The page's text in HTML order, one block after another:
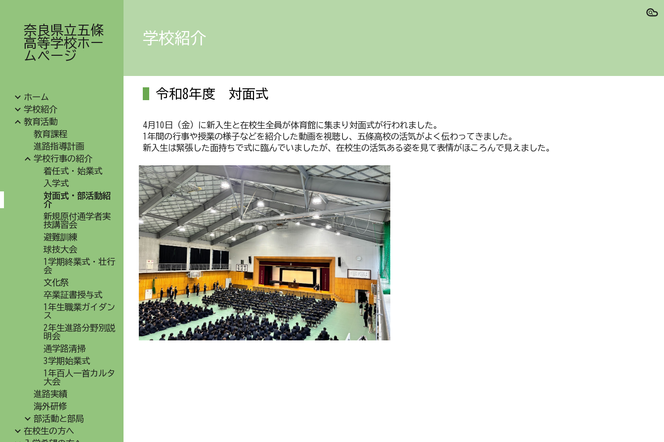
奈良県立五條
高等学校ホー
ムページ
ホーム
学校紹介
教育活動
教育課程
進路指導計画
学校行事の紹介
着任式・始業式
入学式
対面式・部活動紹
介
新規原付通学者実
技講習会
避難訓練
球技大会
1学期終業式・壮行
会
文化祭
卒業証書授与式
1年生職業ガイダン
ス
2年生進路分野別説
明会
通学路清掃
3学期始業式
1年百人一首カルタ
大会
進路実績
海外研修
部活動と部局
在校生の方へ
学校紹介
令和8年度 対面式
4月10日（金）に新入生と在校生全員が体育館に集まり対面式が行われました。
1年間の行事や授業の様子などを紹介した動画を視聴し、五條高校の活気がよく伝わってきました。
新入生は緊張した面持ちで式に臨んでいましたが、在校生の活気ある姿を見て表情がほころんで見えました。